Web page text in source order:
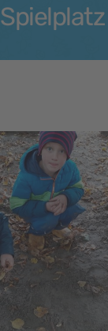
Spielplatz